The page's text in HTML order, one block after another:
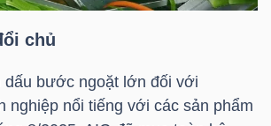
chủ
dấu bước ngoặt lớn đối với
nghiệp nổi tiếng với các sản phẩm